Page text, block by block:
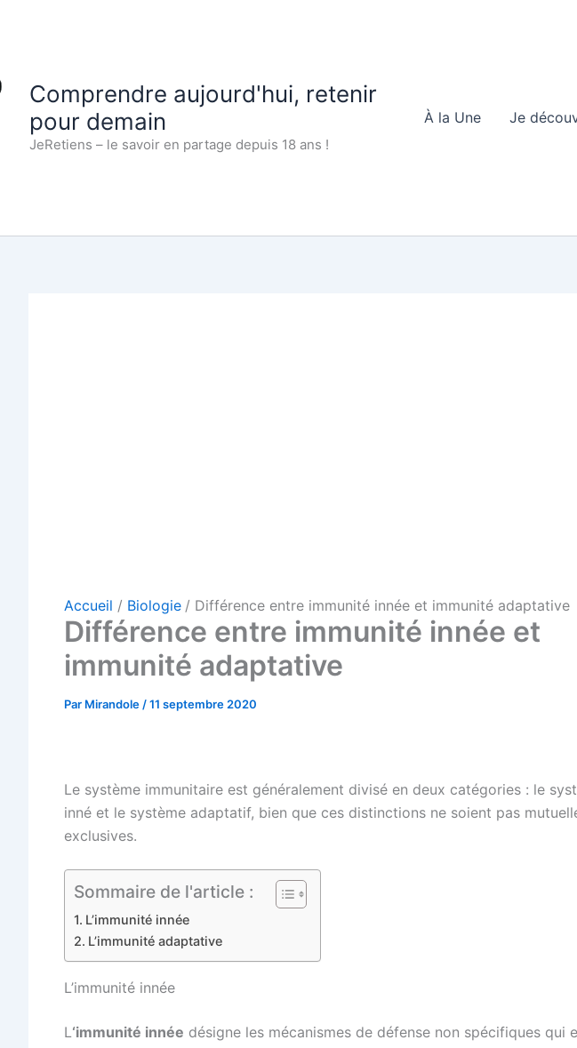
Comprendre aujourd'hui, retenir
pour demain
JeRetiens – le savoir en partage depuis 18 ans !
À la Une Je
Accueil Biologie Différence entre immunité innée et immunité adaptative
Différence entre immunité innée et
immunité adaptative
Par Mirandole /11 septembre 2020
Le système immunitaire est généralement divisé en deux catégories : le
inné et le système adaptatif, bien que ces distinctions ne soient pas
exclusives.
Sommaire de l'article :
L’immunité innée
L’immunité adaptative
L’immunité innée
L‘immunité innée désigne les mécanismes de défense non spécifiques qui